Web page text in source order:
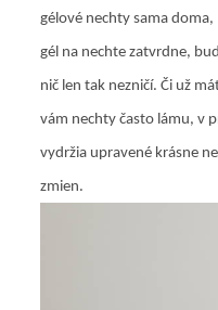
gélové nechty sama
gél na nechte zatvrdne,
nič len tak nezničí. Či už
vám nechty často lámu, v
vydržia upravené krásne
zmien.